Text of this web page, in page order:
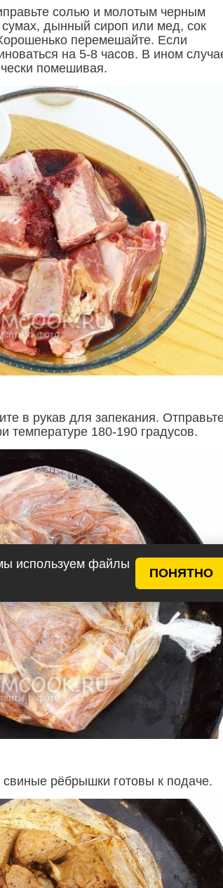
используем файлы
ПОНЯТНО
солью и молотым черным
дынный сироп или мед, сок
перемешайте. Если
на 5-8 часов. В ином
помешивая.
в рукав для запекания.
температуре 180-190 градусов.
рёбрышки готовы к подаче.